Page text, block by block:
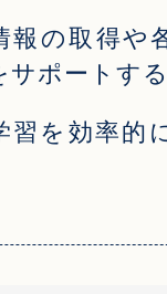
報の取得や
サポートする
習を効率的